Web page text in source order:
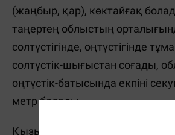
(жаңбыр, қар), көктайғақ
таңертең облыстың
солтүстігінде, оңтүстігінде
солтүстік-шығыстан соғады,
оңтүстік-батысында екпіні
метр болады.
Қызылорда облысының